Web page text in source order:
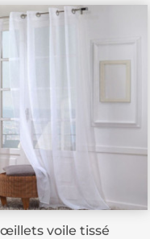
voile tissé